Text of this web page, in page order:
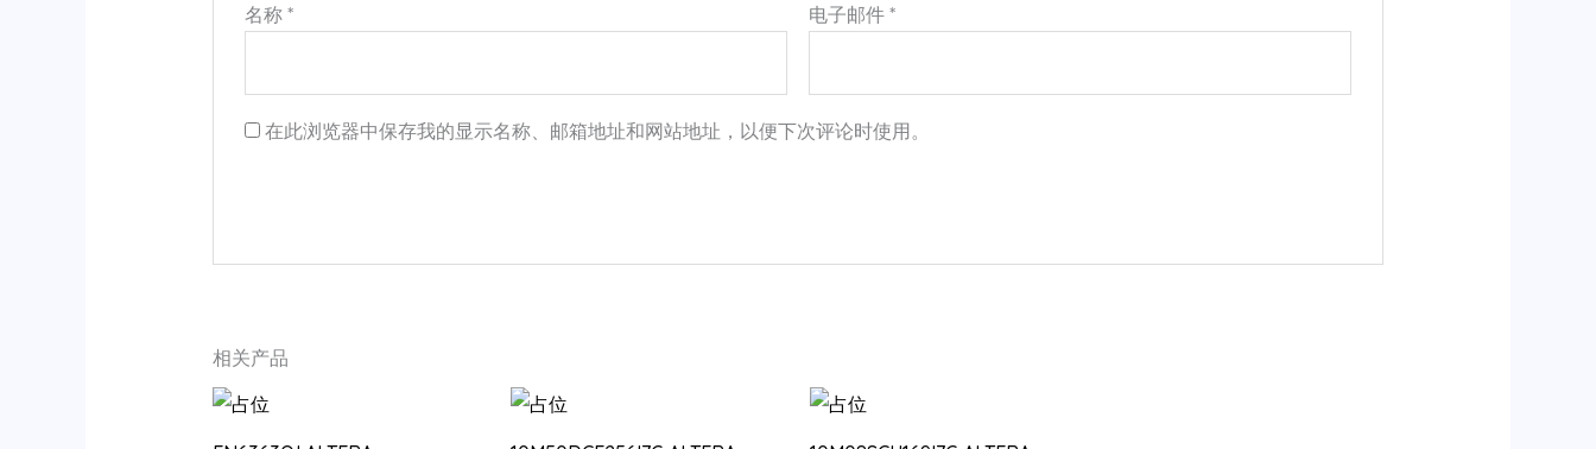
名称* 电子邮件*
在此浏览器中保存我的显示名称、邮箱地址和网站地址，以便下次评论时使用。
相关产品